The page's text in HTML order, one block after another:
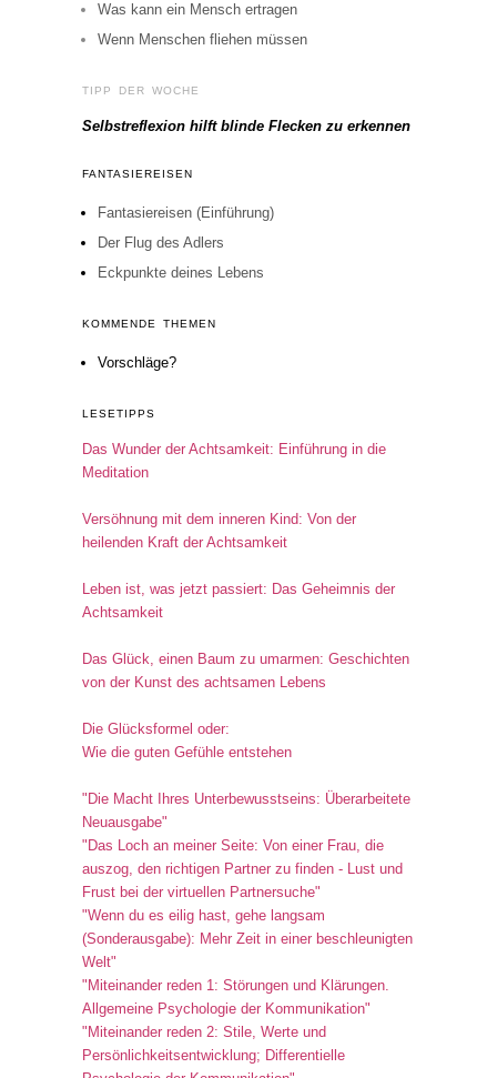
Was kann ein Mensch ertragen
Wenn Menschen fliehen müssen
TIPP DER WOCHE
Selbstreflexion hilft blinde Flecken zu erkennen
FANTASIEREISEN
Fantasiereisen (Einführung)
Der Flug des Adlers
Eckpunkte deines Lebens
KOMMENDE THEMEN
Vorschläge?
LESETIPPS
Das Wunder der Achtsamkeit: Einführung in die
Meditation
Versöhnung mit dem inneren Kind: Von der
heilenden Kraft der Achtsamkeit
Leben ist, was jetzt passiert: Das Geheimnis der
Achtsamkeit
Das Glück, einen Baum zu umarmen: Geschichten
von der Kunst des achtsamen Lebens
Die Glücksformel oder:
Wie die guten Gefühle entstehen
"Die Macht Ihres Unterbewusstseins: Überarbeitete
Neuausgabe"
"Das Loch an meiner Seite: Von einer Frau, die
auszog, den richtigen Partner zu finden - Lust und
Frust bei der virtuellen Partnersuche"
"Wenn du es eilig hast, gehe langsam
(Sonderausgabe): Mehr Zeit in einer beschleunigten
Welt"
"Miteinander reden 1: Störungen und Klärungen.
Allgemeine Psychologie der Kommunikation"
"Miteinander reden 2: Stile, Werte und
Persönlichkeitsentwicklung; Differentielle